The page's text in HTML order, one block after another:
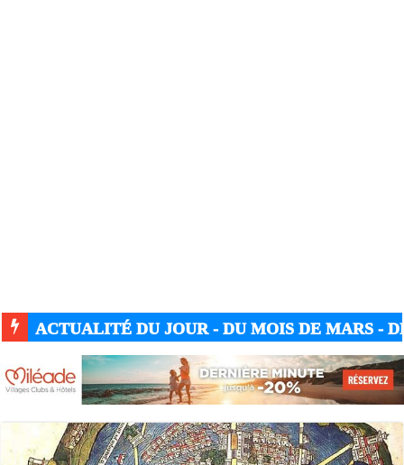
ACTUALITÉ DU JOUR - DU MOIS DE MARS -
ACTUALITÉ GUERRE UKRAINE-RUSSIE